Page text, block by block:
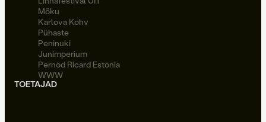
Möku
Karlova Kohv
Pühaste
Peninuki
Junimperium
Pernod Ricard Estonia
WWW
TOETAJAD